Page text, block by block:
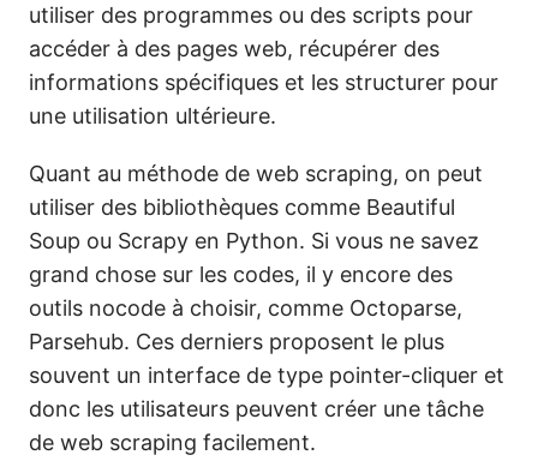
utiliser des programmes ou des scripts pour
accéder à des pages web, récupérer des
informations spécifiques et les structurer pour
une utilisation ultérieure.
Quant au méthode de web scraping, on peut
utiliser des bibliothèques comme Beautiful
Soup ou Scrapy en Python. Si vous ne savez
grand chose sur les codes, il y encore des
outils nocode à choisir, comme Octoparse,
Parsehub. Ces derniers proposent le plus
souvent un interface de type pointer-cliquer et
donc les utilisateurs peuvent créer une tâche
de web scraping facilement.